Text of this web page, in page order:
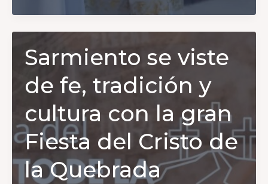
emotivo
homenaje
Papa
Francisco
Sarmiento se viste
de fe, tradición y
cultura con la gran
Fiesta del Cristo de
la Quebrada